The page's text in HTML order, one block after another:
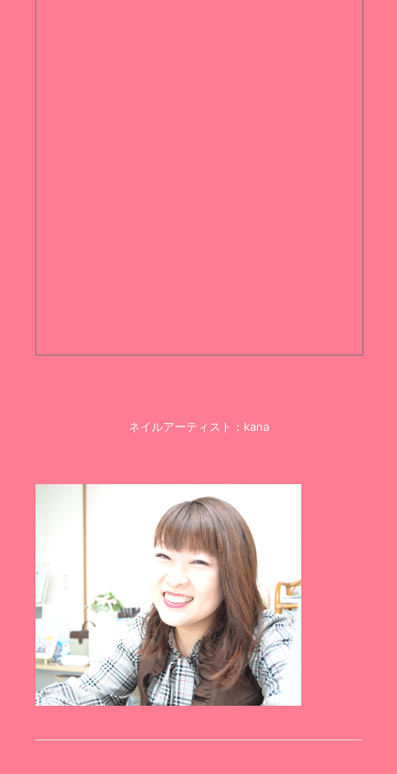
ネイルアーティスト：kana